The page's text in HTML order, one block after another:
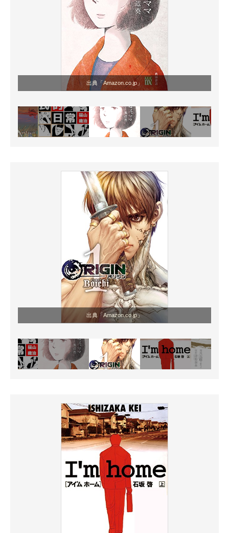
出典「Amazon.co.jp」
出典「Amazon.co.jp」